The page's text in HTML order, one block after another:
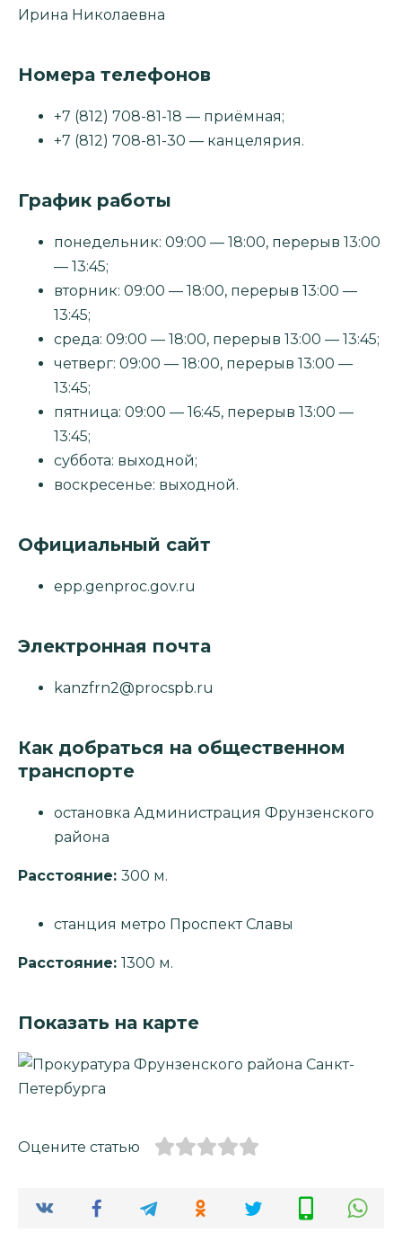
Ирина Николаевна
Номера телефонов
+7 (812) 708-81-18 — приёмная;
+7 (812) 708-81-30 — канцелярия.
График работы
понедельник: 09:00 — 18:00, перерыв 13:00
— 13:45;
вторник: 09:00 — 18:00, перерыв 13:00 —
13:45;
среда: 09:00 — 18:00, перерыв 13:00 — 13:45;
четверг: 09:00 — 18:00, перерыв 13:00 —
13:45;
пятница: 09:00 — 16:45, перерыв 13:00 —
13:45;
суббота: выходной;
воскресенье: выходной.
Официальный сайт
epp.genproc.gov.ru
Электронная почта
kanzfrn2@procspb.ru
Как добраться на общественном
транспорте
остановка Администрация Фрунзенского
района
Расстояние: 300 м.
станция метро Проспект Славы
Расстояние: 1300 м.
Показать на карте
Оцените статью